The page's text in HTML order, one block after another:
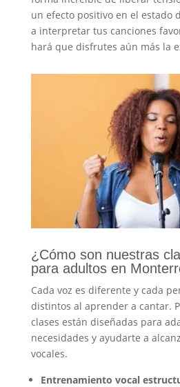
un efecto positivo en el estado
a interpretar tus canciones
hará que disfrutes aún más la
¿Cómo son nuestras
para adultos en
Cada voz es diferente y cada
distintos al aprender a cantar.
clases están diseñadas para
necesidades y ayudarte a
vocales.
Entrenamiento vocal